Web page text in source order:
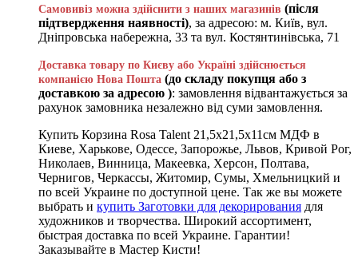
Самовивіз можна здійснити з наших магазинів (після
підтвердження наявності), за адресою: м. Київ, вул.
Дніпровська набережна, 33 та вул. Костянтинівська, 71
Доставка товару по Києву або Україні здійснюється
компанією Нова Пошта (до складу покупця або з
доставкою за адресою ): замовлення відвантажується за
рахунок замовника незалежно від суми замовлення.
Купить Корзина Rosa Talent 21,5х21,5х11см МДФ в
Киеве, Харькове, Одессе, Запорожье, Львов, Кривой Рог,
Николаев, Винница, Макеевка, Херсон, Полтава,
Чернигов, Черкассы, Житомир, Сумы, Хмельницкий и
по всей Украине по доступной цене. Так же вы можете
выбрать и купить Заготовки для декорирования для
художников и творчества. Широкий ассортимент,
быстрая доставка по всей Украине. Гарантии!
Заказывайте в Мастер Кисти!